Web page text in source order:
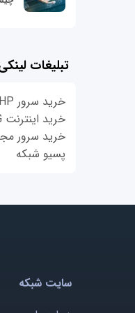
تبلیغات
خرید سرور HP
خرید اینترنت 5G
خرید سرور
پسیو شبکه
سایت شبکه